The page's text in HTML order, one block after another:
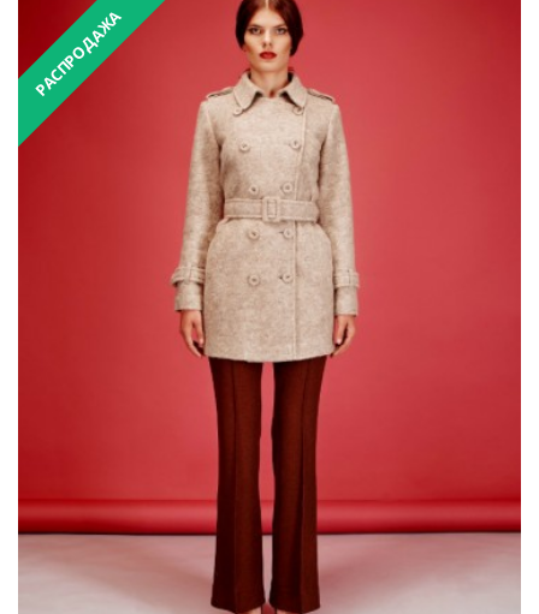
РАСПРОДАЖА
₴14,600.00 ₴7,300.00